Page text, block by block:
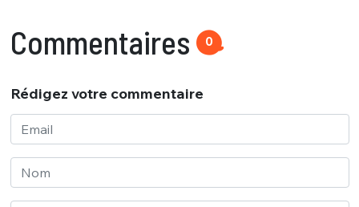
Commentaires 0
Rédigez votre commentaire